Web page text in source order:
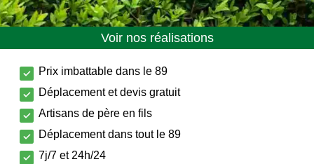
Voir nos réalisations
Prix imbattable dans le 89
Déplacement et devis gratuit
Artisans de père en fils
Déplacement dans tout le 89
7j/7 et 24h/24